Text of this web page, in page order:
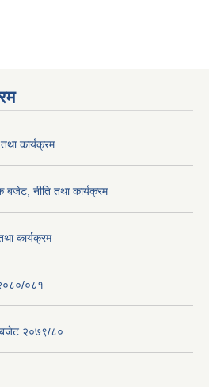
कार्यक्रम
नीति तथा कार्यक्रम
कार्यक्रम
०८१
बजेट २०७९/८०